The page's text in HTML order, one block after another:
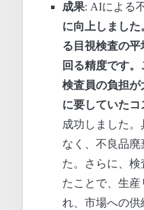
成果: AIによる
に向上しました
る目視検査の
回る精度です。
検査員の負担
に要していたコ
成功しました
なく、不良品
た。さらに、
たことで、生産
れ、市場への供